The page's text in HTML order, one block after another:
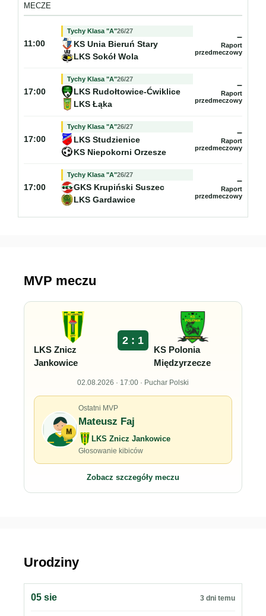
MECZE
11:00
Tychy Klasa "A"26/27
KS Unia Bieruń Stary
LKS Sokół Wola
–
Raport
przedmeczowy
17:00
Tychy Klasa "A"26/27
LKS Rudołtowice-Ćwiklice
LKS Łąka
–
Raport
przedmeczowy
17:00
Tychy Klasa "A"26/27
LKS Studzienice
KS Niepokorni Orzesze
–
Raport
przedmeczowy
17:00
Tychy Klasa "A"26/27
GKS Krupiński Suszec
LKS Gardawice
–
Raport
przedmeczowy
MVP meczu
LKS Znicz
Jankowice
2 : 1
KS Polonia
Międzyrzecze
02.08.2026 · 17:00 · Puchar Polski
M
Ostatni MVP
Mateusz Faj
LKS Znicz Jankowice
Głosowanie kibiców
Zobacz szczegóły meczu
Urodziny
05 sie 3 dni temu